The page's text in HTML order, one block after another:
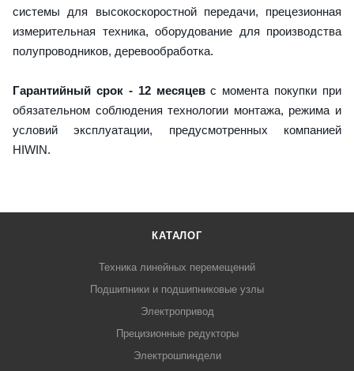
системы для высокоскоростной передачи, прецезионная
измерительная техника, оборудование для производства
полупроводников, деревообработка.
Гарантийный срок - 12 месяцевс момента покупки при
обязательном соблюдения технологии монтажа, режима и
условий эксплуатации, предусмотренных компанией
HIWIN.
КАТАЛОГ
Техника линейных перемещений
Подшипники и подшипниковые узлы
Электропривод
Прецизионные редукторы
Электрошпиндели